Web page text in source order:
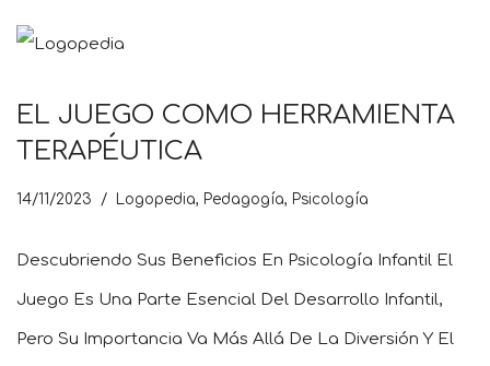
EL JUEGO COMO HERRAMIENTA
TERAPÉUTICA
14/11/2023 Logopedia, Pedagogía, Psicología
Descubriendo Sus Beneficios En Psicología Infantil El
Juego Es Una Parte Esencial Del Desarrollo Infantil,
Pero Su Importancia Va Más Allá De La Diversión Y El